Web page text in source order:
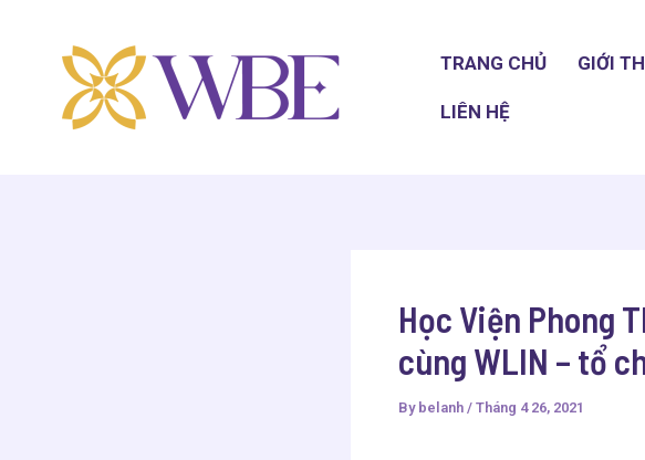
TRANG CHỦ GIỚI
LIÊN HỆ
Học Viện Phong
cùng WLIN – tổ
By belanh / Tháng 4 26, 2021